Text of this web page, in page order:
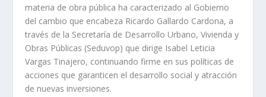
materia de obra pública ha caracterizado al Gobierno
del cambio que encabeza Ricardo Gallardo Cardona, a
través de la Secretaría de Desarrollo Urbano, Vivienda y
Obras Públicas (Seduvop) que dirige Isabel Leticia
Vargas Tinajero, continuando firme en sus políticas de
acciones que garanticen el desarrollo social y atracción
de nuevas inversiones.